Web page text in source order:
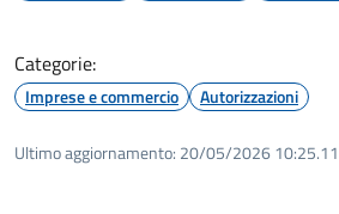
Categorie:
Imprese e commercio Autorizzazioni
Ultimo aggiornamento: 20/05/2026 10:25.11